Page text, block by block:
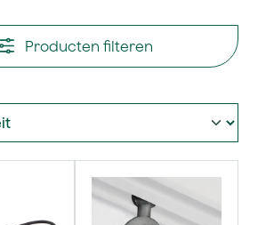
Producten filteren